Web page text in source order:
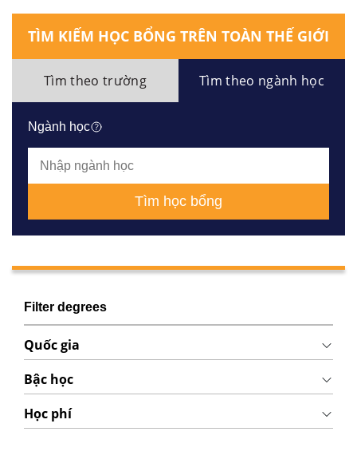
TÌM KIẾM HỌC BỔNG TRÊN TOÀN THẾ GIỚI
Tìm theo trường Tìm theo ngành học
Ngành học
Tìm học bổng
Filter degrees
Quốc gia
Bậc học
Học phí